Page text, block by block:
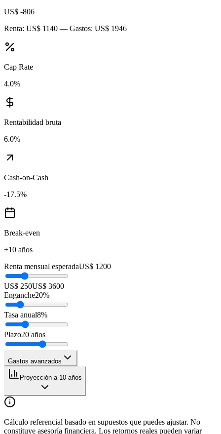
US$ -806
Renta: US$ 1140 — Gastos: US$ 1946
Cap Rate
4.0%
Rentabilidad bruta
6.0%
Cash-on-Cash
-17.5%
Break-even
+10 años
Renta mensual esperadaUS$ 1200
US$ 250US$ 3600
Enganche20%
Tasa anual8%
Plazo20 años
Gastos avanzados
Proyección a 10 años
Cálculo referencial basado en supuestos que puedes ajustar. No
constituye asesoría financiera. Los retornos reales pueden variar